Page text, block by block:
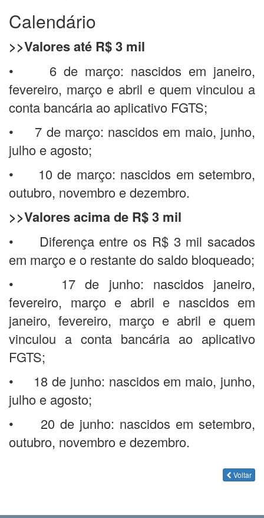
Calendário
>>Valores até R$ 3 mil
• 6 de março: nascidos em janeiro,
fevereiro, março e abril e quem vinculou a
conta bancária ao aplicativo FGTS;
• 7 de março: nascidos em maio, junho,
julho e agosto;
• 10 de março: nascidos em setembro,
outubro, novembro e dezembro.
>>Valores acima de R$ 3 mil
• Diferença entre os R$ 3 mil sacados
em março e o restante do saldo bloqueado;
• 17 de junho: nascidos janeiro,
fevereiro, março e abril e nascidos em
janeiro, fevereiro, março e abril e quem
vinculou a conta bancária ao aplicativo
FGTS;
• 18 de junho: nascidos em maio, junho,
julho e agosto;
• 20 de junho: nascidos em setembro,
outubro, novembro e dezembro.
Voltar